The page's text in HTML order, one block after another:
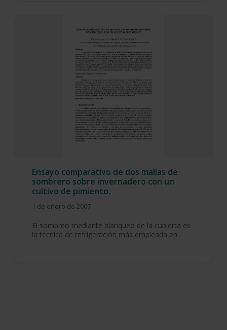
Ensayo comparativo de dos mallas de
sombrero sobre invernadero con un
cultivo de pimiento.
1 de enero de 2007
El sombreo mediante blanqueo de la cubierta es
la técnica de refrigeración más empleada en…